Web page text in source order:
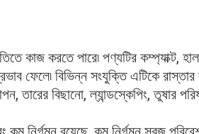
কাজ করতে পারে৷ পণ্যটির কম্প্যাক্ট,
ফেলে৷ বিভিন্ন সংযুক্তি এটিকে রাস্তার
তারের বিছানো, ল্যান্ডস্কেপিং, তুষার